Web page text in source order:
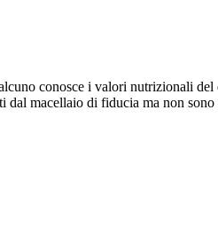
conosce i valori nutrizionali
dal macellaio di fiducia ma non